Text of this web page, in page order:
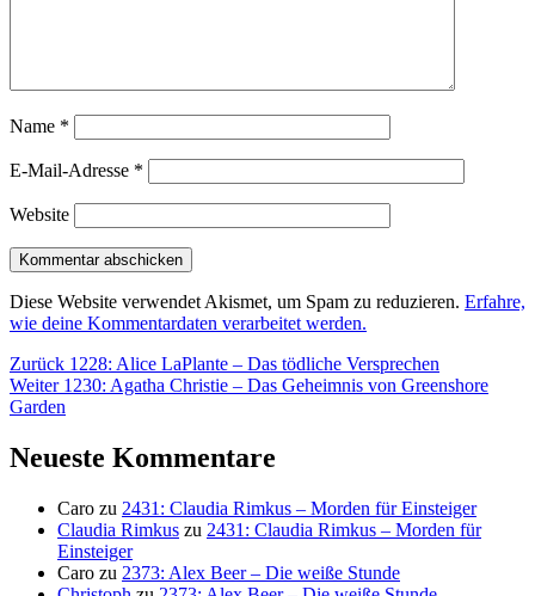
Name *
E-Mail-Adresse *
Website
Diese Website verwendet Akismet, um Spam zu reduzieren. Erfahre,
wie deine Kommentardaten verarbeitet werden.
Beitragsnavigation
Zurück Vorheriger
Beitrag:
1228: Alice LaPlante – Das tödliche Versprechen
Weiter Nächster
Beitrag:
1230: Agatha Christie – Das Geheimnis von Greenshore
Garden
Neueste Kommentare
Caro zu 2431: Claudia Rimkus – Morden für Einsteiger
Claudia Rimkus zu 2431: Claudia Rimkus – Morden für
Einsteiger
Caro zu 2373: Alex Beer – Die weiße Stunde